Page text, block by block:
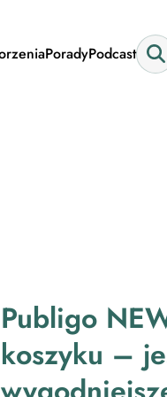
PoradyPodcast
Publigo
koszyku –